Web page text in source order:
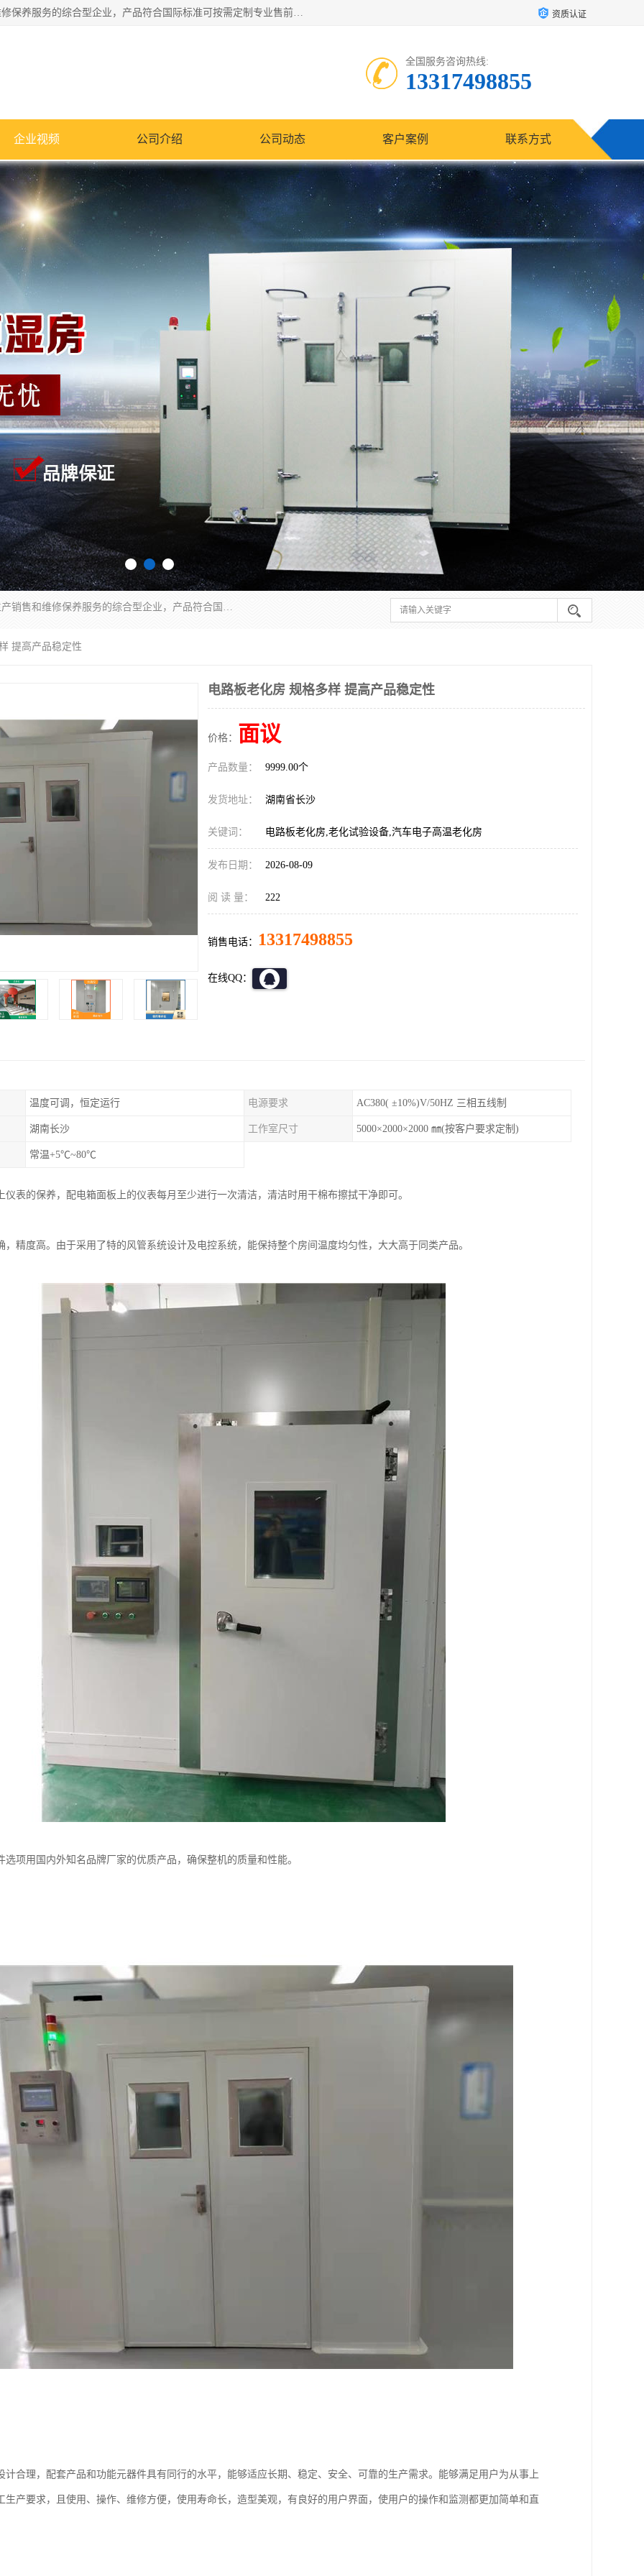
湖南兰思仪器有限公司是一家从事检测仪器研发生产销售和维修保养服务的综合型企业，产品符合国际标准可按需定制专业售前售后工程师，主要有门窗性能体验箱、门窗隔音展示箱、恒温恒湿试验箱、步入式恒温恒湿房、高低温试验箱、老化试验箱、老化试验房、恒温恒湿培养箱、水泥标准养护试验箱、电热鼓风干燥试验箱、真空干燥箱、工业烤箱、盐雾腐蚀试验箱等。 资质认证
全国服务咨询热线:
13317498855
企业视频 公司介绍 公司动态 客户案例 联系方式
湖南兰思仪器有限公司是一家从事检测仪器研发生产销售和维修保养服务的综合型企业，产品符合国际标准可按需定制专业售前售后工程师，主要有门窗性能体验箱、门窗隔音展示箱、恒温恒湿试验箱、步入式恒温恒湿房、高低温试验箱、老化试验箱、老化试验房、恒温恒湿培养箱、水泥标准养护试验箱、电热鼓风干燥试验箱、真空干燥箱、工业烤箱、盐雾腐蚀试验箱等。
提高产品稳定性
电路板老化房 规格多样 提高产品稳定性
价格： 面议
产品数量： 9999.00个
发货地址： 湖南省长沙
关键词： 电路板老化房,老化试验设备,汽车电子高温老化房
发布日期： 2026-08-09
阅 读 量： 222
销售电话： 13317498855
在线QQ：
温度可调，恒定运行 电源要求 AC380( ±10%)V/50HZ 三相五线制
湖南长沙 工作室尺寸 5000×2000×2000 ㎜(按客户要求定制)
常温+5℃~80℃
仪表的保养，配电箱面板上的仪表每月至少进行一次清洁，清洁时用干棉布擦拭干净即可。
，精度高。由于采用了特的风管系统设计及电控系统，能保持整个房间温度均匀性，大大高于同类产品。
选项用国内外知名品牌厂家的优质产品，确保整机的质量和性能。
计合理，配套产品和功能元器件具有同行的水平，能够适应长期、稳定、安全、可靠的生产需求。能够满足用户为从事上
生产要求，且使用、操作、维修方便，使用寿命长，造型美观，有良好的用户界面，使用户的操作和监测都更加简单和直